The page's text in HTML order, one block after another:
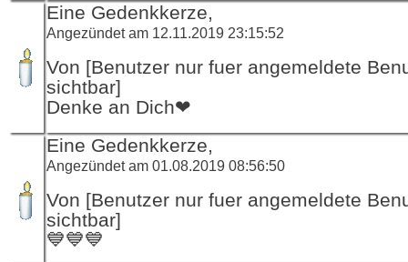
Eine Gedenkkerze,
Angezündet am 12.11.2019 23:15:52
Von [Benutzer nur fuer angemeldete
sichtbar]
Denke an Dich❤
Eine Gedenkkerze,
Angezündet am 01.08.2019 08:56:50
Von [Benutzer nur fuer angemeldete
sichtbar]
💙💙💙